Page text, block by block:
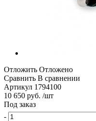
Отложить Отложено
Сравнить В сравнении
Артикул 1794100
10 650 руб. /шт
Под заказ
-